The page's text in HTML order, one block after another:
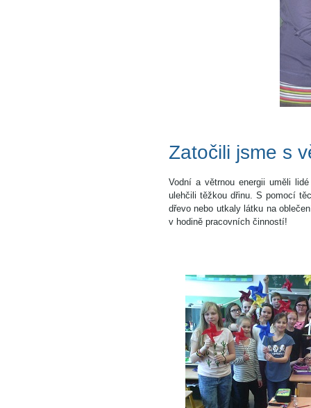
Zatočili jsme s
Vodní a větrnou energii uměli
ulehčili těžkou dřinu. S pomocí
dřevo nebo utkaly látku na
v hodině pracovních činností!